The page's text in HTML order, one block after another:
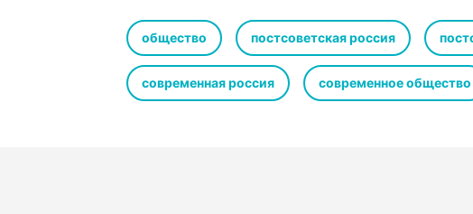
общество постсоветская россия
современная россия современное общество